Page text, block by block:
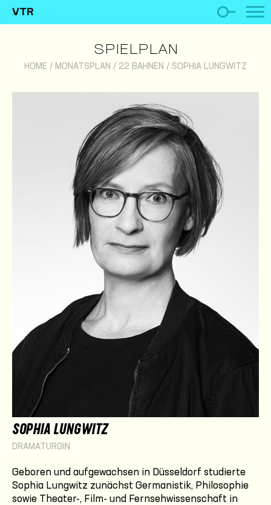
VTR
SPIELPLAN
HOME / MONATSPLAN / 22 BAHNEN / SOPHIA LUNGWITZ
SOPHIA LUNGWITZ
DRAMATURGIN
Geboren und aufgewachsen in Düsseldorf studierte
Sophia Lungwitz zunächst Germanistik, Philosophie
sowie Theater-, Film- und Fernsehwissenschaft in